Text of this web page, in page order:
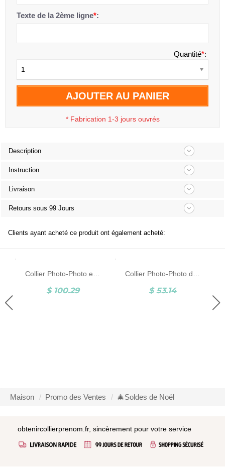
Texte de la 2ème ligne*:
Quantité*:
1
AJOUTER AU PANIER
* Fabrication 1-3 jours ouvrés
Description
Instruction
Livraison
Retours sous 99 Jours
Clients ayant acheté ce produit ont également acheté:
$ 100.29 $ 53.14
Maison Promo des Ventes 🎄Soldes de Noël
obtenircollierprenom.fr, sincèrement pour votre service